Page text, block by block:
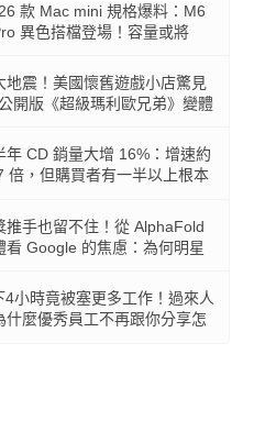
款 Mac mini 規格爆料：M6
異色搭檔登場！容量或將
地震！美國懷舊遊戲小店驚見
開版《超級瑪利歐兄弟》變體
年 CD 銷量大增 16%：增速約
倍，但購買者有一半以上根本
推手也留不住！從 AlphaFold
看 Google 的焦慮：為何明星
4小時竟被塞更多工作！過來人
什麼優秀員工不再跟你分享怎